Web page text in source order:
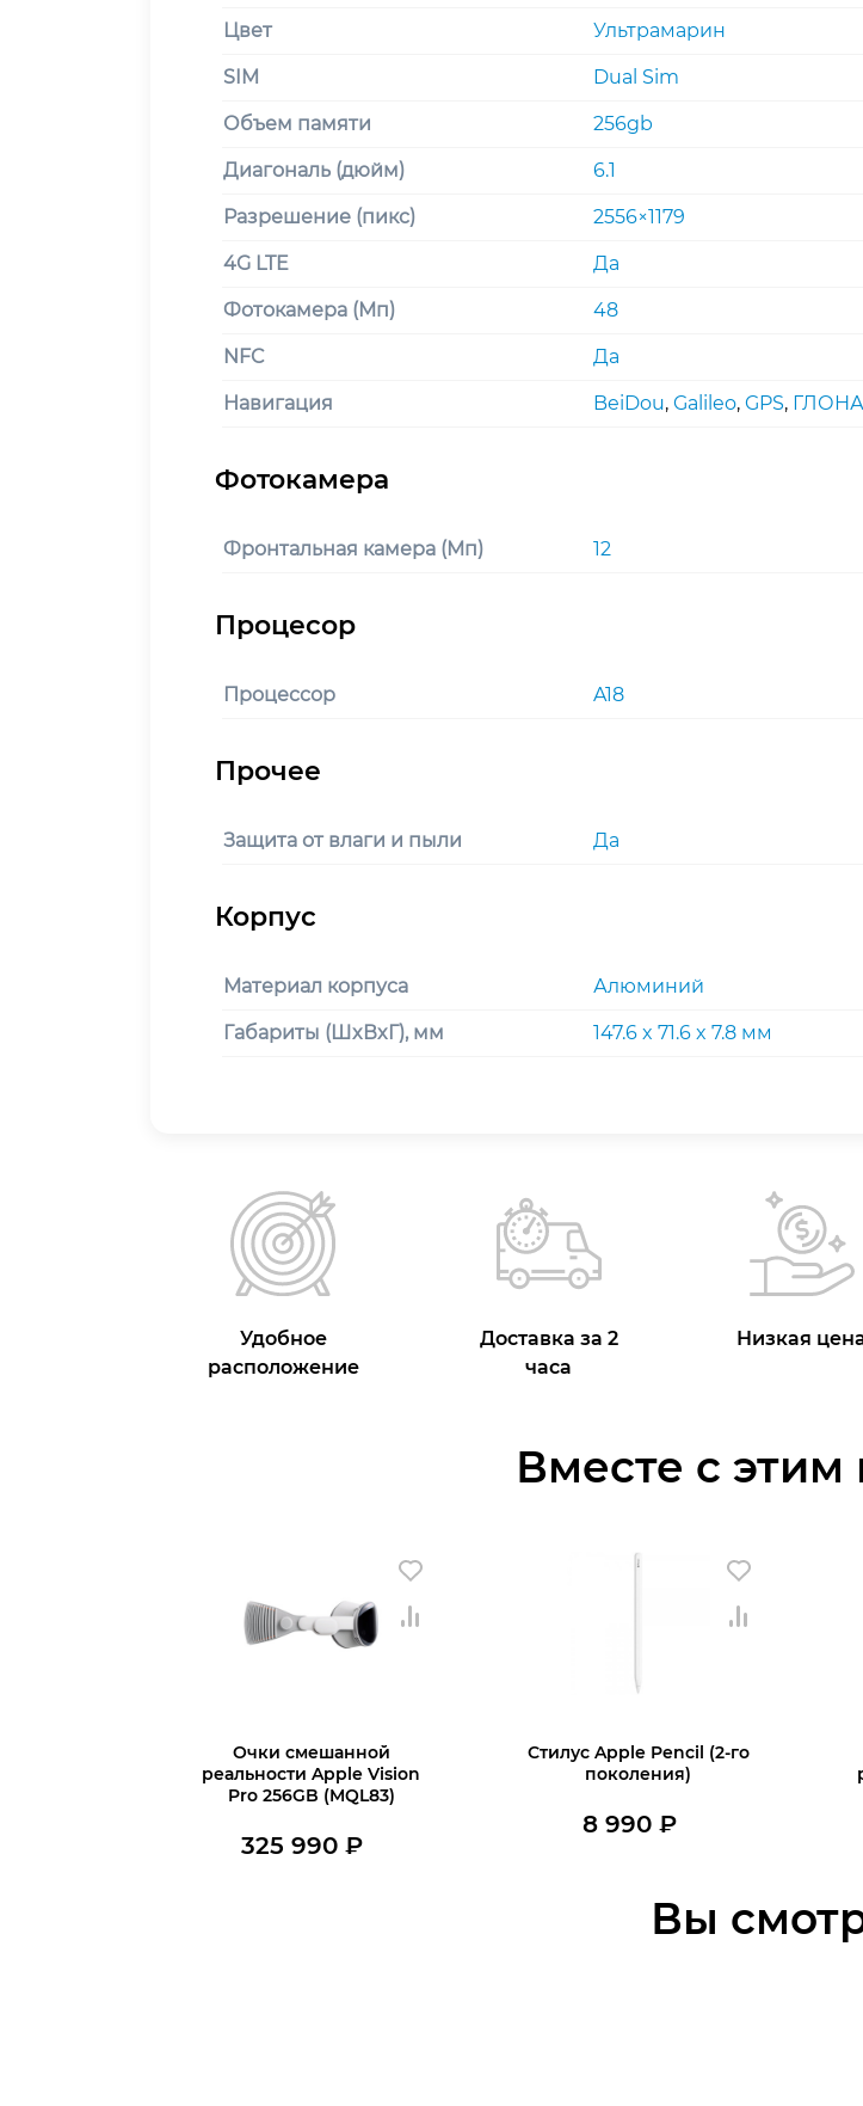
Цвет Ультрамарин
SIM Dual Sim
Объем памяти 256gb
Диагональ (дюйм) 6.1
Разрешение (пикс) 2556×1179
4G LTE Да
Фотокамера (Мп) 48
NFC Да
Навигация BeiDou, Galileo, GPS,
Фронтальная камера (Мп) 12
Процессор A18
Защита от влаги и пыли Да
Материал корпуса Алюминий
Габариты (ШxВxГ), мм 147.6 x 71.6 x 7.8 мм
Удобное
расположение
Доставка за 2
часа
Низкая
Вместе с этим
Очки смешанной
реальности Apple Vision
Pro 256GB (MQL83)
325 990₽
Стилус Apple Pencil (2-го
поколения)
8 990 ₽
Вы